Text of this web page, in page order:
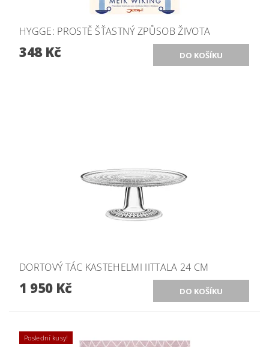
HYGGE: PROSTĚ ŠŤASTNÝ ZPŮSOB ŽIVOTA
348 Kč
DORTOVÝ TÁC KASTEHELMI IITTALA 24 CM
1 950 Kč
Poslední kusy!